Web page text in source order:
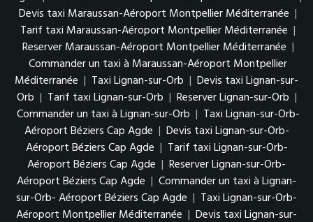
Devis taxi Maraussan-Aéroport Montpellier Méditerranée |
Tarif taxi Maraussan-Aéroport Montpellier Méditerranée |
Reserver Maraussan-Aéroport Montpellier Méditerranée |
Commander un taxi à Maraussan-Aéroport Montpellier
Méditerranée | Taxi Lignan-sur-Orb | Devis taxi Lignan-sur-
Orb | Tarif taxi Lignan-sur-Orb | Reserver Lignan-sur-Orb |
Commander un taxi à Lignan-sur-Orb | Taxi Lignan-sur-Orb-
Aéroport Béziers Cap Agde | Devis taxi Lignan-sur-Orb-
Aéroport Béziers Cap Agde | Tarif taxi Lignan-sur-Orb-
Aéroport Béziers Cap Agde | Reserver Lignan-sur-Orb-
Aéroport Béziers Cap Agde | Commander un taxi à Lignan-
sur-Orb- Aéroport Béziers Cap Agde | Taxi Lignan-sur-Orb-
Aéroport Montpellier Méditerranée | Devis taxi Lignan-sur-